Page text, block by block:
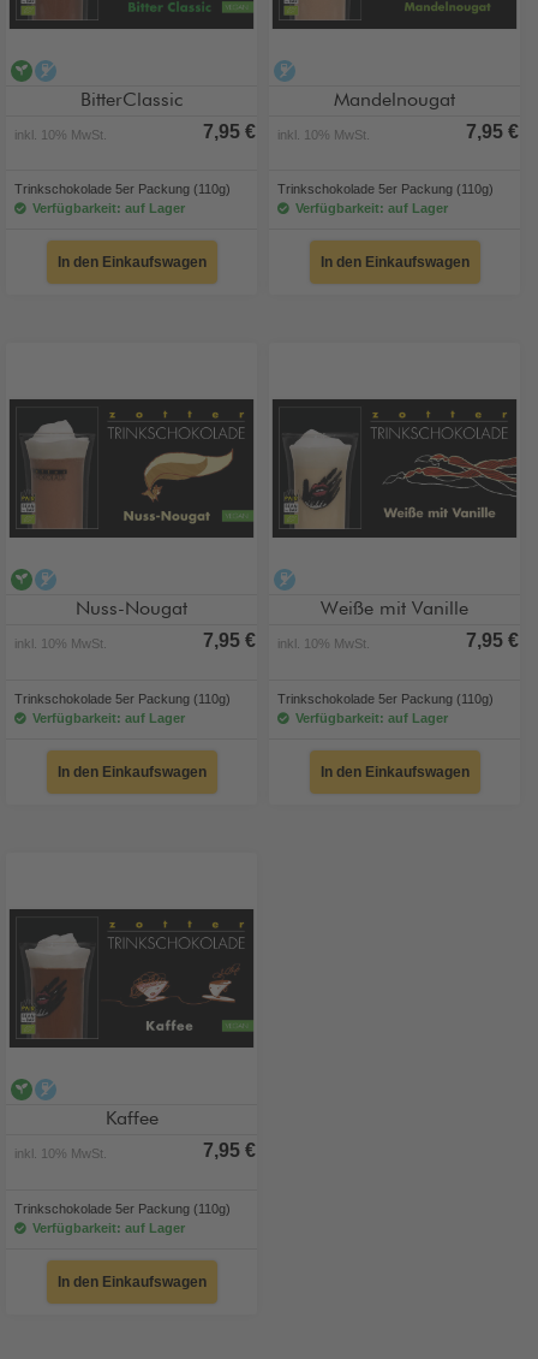
vegan
BitterClassic
inkl. 10% MwSt. 7,95 €
Trinkschokolade 5er Packung (110g)
Verfügbarkeit: auf Lager
In den Einkaufswagen
Mandelnougat
inkl. 10% MwSt. 7,95 €
Trinkschokolade 5er Packung (110g)
Verfügbarkeit: auf Lager
In den Einkaufswagen
vegan
Nuss-Nougat
inkl. 10% MwSt. 7,95 €
Trinkschokolade 5er Packung (110g)
Verfügbarkeit: auf Lager
In den Einkaufswagen
Weiße mit Vanille
inkl. 10% MwSt. 7,95 €
Trinkschokolade 5er Packung (110g)
Verfügbarkeit: auf Lager
In den Einkaufswagen
vegan
Kaffee
inkl. 10% MwSt. 7,95 €
Trinkschokolade 5er Packung (110g)
Verfügbarkeit: auf Lager
In den Einkaufswagen